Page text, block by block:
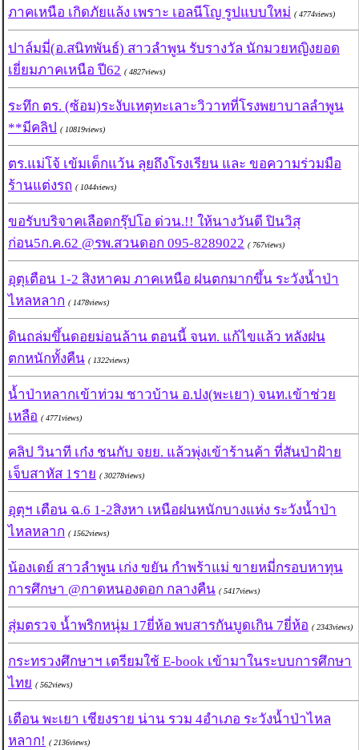
ภาคเหนือ เกิดภัยแล้ง เพราะ เอลนีโญ รูปแบบใหม่ ( 4774views)
ปาล์มมี่(อ.สนิทพันธ์) สาวลำพูน รับรางวัล นักมวยหญิงยอด
เยี่ยมภาคเหนือ ปี62 ( 4827views)
ระทึก ตร. (ซ้อม)ระงับเหตุทะเลาะวิวาทที่โรงพยาบาลลำพูน
**มีคลิป ( 10819views)
ตร.แม่โจ้ เข้มเด็กแว้น ลุยถึงโรงเรียน และ ขอความร่วมมือ
ร้านแต่งรถ ( 1044views)
ขอรับบริจาคเลือดกรุ๊ปโอ ด่วน.!! ให้นางวันดี ปินวิสุ
ก่อน5ก.ค.62 @รพ.สวนดอก 095-8289022 ( 767views)
อุตุเตือน 1-2 สิงหาคม ภาคเหนือ ฝนตกมากขึ้น ระวังน้ำป่า
ไหลหลาก ( 1478views)
ดินถล่มขึ้นดอยม่อนล้าน ตอนนี้ จนท. แก้ไขแล้ว หลังฝน
ตกหนักทั้งคืน ( 1322views)
น้ำป่าหลากเข้าท่วม ชาวบ้าน อ.ปง(พะเยา) จนท.เข้าช่วย
เหลือ ( 4771views)
คลิป วินาที เก๋ง ชนกับ จยย. แล้วพุ่งเข้าร้านค้า ที่สันป่าฝ้าย
เจ็บสาหัส 1ราย ( 30278views)
อุตุฯ เตือน ฉ.6 1-2สิงหา เหนือฝนหนักบางแห่ง ระวังน้ำป่า
ไหลหลาก ( 1562views)
น้องเดย์ สาวลำพูน เก่ง ขยัน กำพร้าแม่ ขายหมี่กรอบหาทุน
การศึกษา @กาดหนองดอก กลางคืน ( 5417views)
สุ่มตรวจ น้ำพริกหนุ่ม 17ยี่ห้อ พบสารกันบูดเกิน 7ยี่ห้อ ( 2343views)
กระทรวงศึกษาฯ เตรียมใช้ E-book เข้ามาในระบบการศึกษา
ไทย ( 562views)
เตือน พะเยา เชียงราย น่าน รวม 4อำเภอ ระวังน้ำป่าไหล
หลาก! ( 2136views)